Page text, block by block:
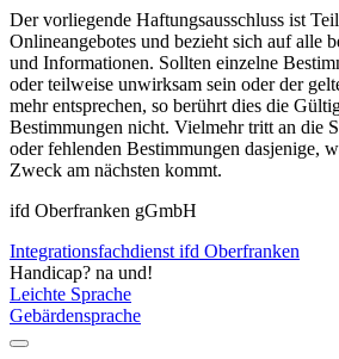
Der vorliegende Haftungsausschluss ist
Onlineangebotes und bezieht sich auf alle
und Informationen. Sollten einzelne
oder teilweise unwirksam sein oder der
mehr entsprechen, so berührt dies die
Bestimmungen nicht. Vielmehr tritt an die
oder fehlenden Bestimmungen dasjenige,
Zweck am nächsten kommt.
ifd Oberfranken gGmbH
Integrationsfachdienst ifd Oberfranken
Handicap? na und!
Leichte Sprache
Gebärdensprache